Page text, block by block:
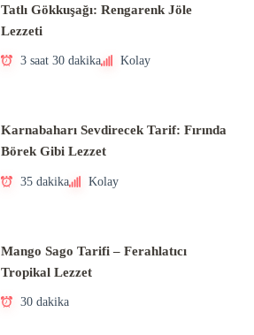
Tatlı Gökkuşağı: Rengarenk Jöle
Lezzeti
3 saat 30 dakika Kolay
Karnabaharı Sevdirecek Tarif: Fırında
Börek Gibi Lezzet
35 dakika Kolay
Mango Sago Tarifi – Ferahlatıcı
Tropikal Lezzet
30 dakika